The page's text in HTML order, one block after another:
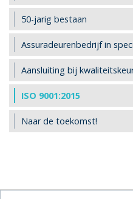
50-jarig bestaan
Assuradeurenbedrijf in
Aansluiting bij
ISO 9001:2015
Naar de toekomst!